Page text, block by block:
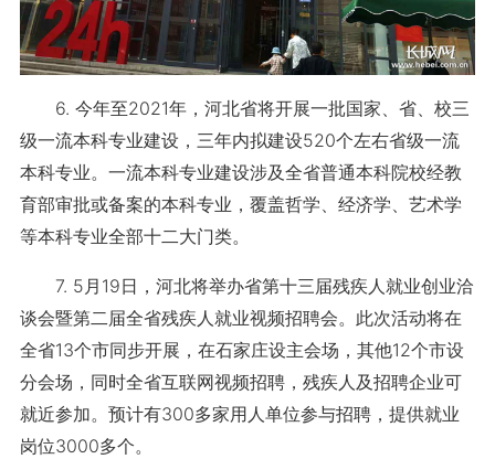
6. 今年至2021年，河北省将开展一批国家、省、校三
级一流本科专业建设，三年内拟建设520个左右省级一流
本科专业。一流本科专业建设涉及全省普通本科院校经教
育部审批或备案的本科专业，覆盖哲学、经济学、艺术学
等本科专业全部十二大门类。
7. 5月19日，河北将举办省第十三届残疾人就业创业洽
谈会暨第二届全省残疾人就业视频招聘会。此次活动将在
全省13个市同步开展，在石家庄设主会场，其他12个市设
分会场，同时全省互联网视频招聘，残疾人及招聘企业可
就近参加。预计有300多家用人单位参与招聘，提供就业
岗位3000多个。